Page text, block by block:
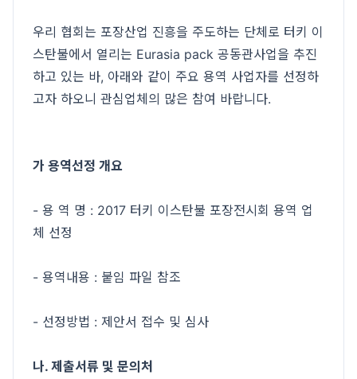
우리 협회는 포장산업 진흥을 주도하는 단체로 터키 이
스탄불에서 열리는 Eurasia pack 공동관사업을 추진
하고 있는 바, 아래와 같이 주요 용역 사업자를 선정하
고자 하오니 관심업체의 많은 참여 바랍니다.
가 용역선정 개요
- 용 역 명 : 2017 터키 이스탄불 포장전시회 용역 업
체 선정
- 용역내용 : 붙임 파일 참조
- 선정방법 : 제안서 접수 및 심사
나. 제출서류 및 문의처